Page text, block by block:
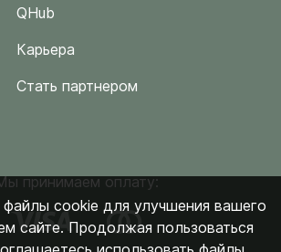
QHub
Карьера
Стать партнером
принимаем оплату:
cookie для улучшения вашего
сайте. Продолжая пользоваться